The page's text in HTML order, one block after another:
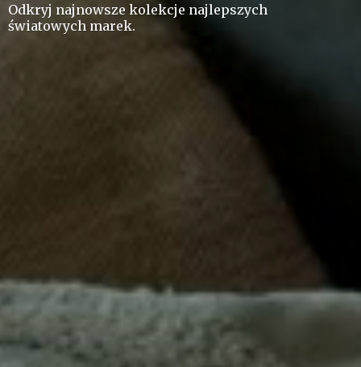
Odkryj najnowsze kolekcje najlepszych
światowych marek.